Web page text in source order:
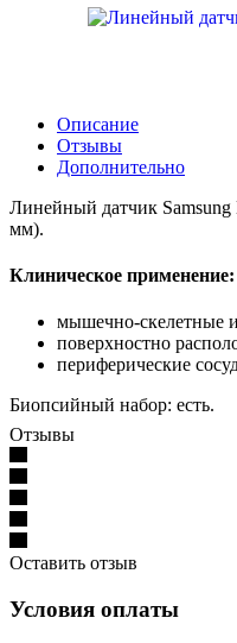
Описание
Отзывы
Дополнительно
Линейный датчик
мм).
Клиническое применение:
мышечно-скелетные
поверхностно
периферические
Биопсийный набор: есть.
Отзывы
Оставить отзыв
Условия оплаты